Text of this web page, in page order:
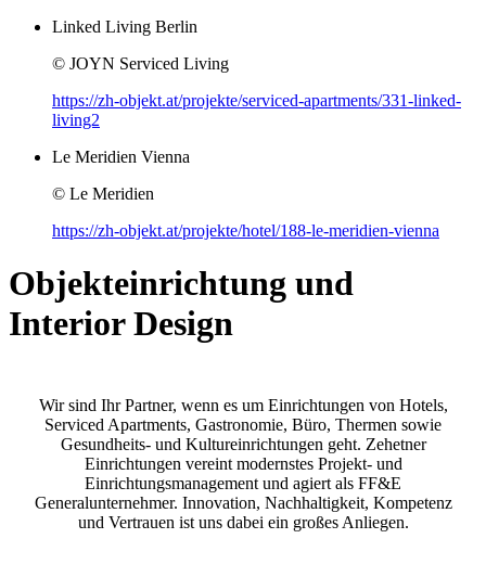
Linked Living Berlin
© JOYN Serviced Living
https://zh-objekt.at/projekte/serviced-apartments/331-linked-
living2
Le Meridien Vienna
© Le Meridien
https://zh-objekt.at/projekte/hotel/188-le-meridien-vienna
Objekteinrichtung und
Interior Design
Wir sind Ihr Partner, wenn es um Einrichtungen von Hotels,
Serviced Apartments, Gastronomie, Büro, Thermen sowie
Gesundheits- und Kultureinrichtungen geht. Zehetner
Einrichtungen vereint modernstes Projekt- und
Einrichtungsmanagement und agiert als FF&E
Generalunternehmer. Innovation, Nachhaltigkeit, Kompetenz
und Vertrauen ist uns dabei ein großes Anliegen.